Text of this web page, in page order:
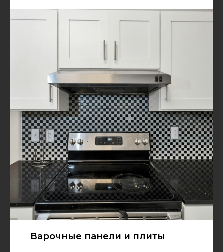
Варочные панели и плиты